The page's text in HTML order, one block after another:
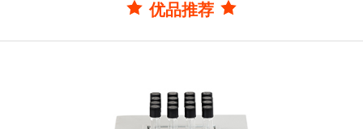
优品推荐